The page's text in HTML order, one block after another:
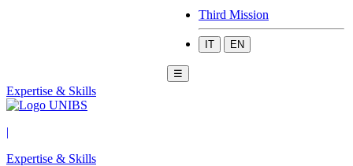
Third Mission
IT EN
☰
Expertise & Skills
|
Expertise & Skills